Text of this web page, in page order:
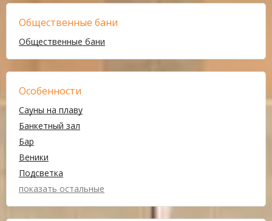
Общественные бани
Общественные бани
Особенности
Сауны на плаву
Банкетный зал
Бар
Веники
Подсветка
показать остальные